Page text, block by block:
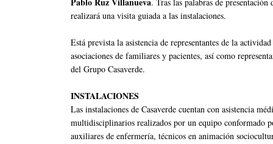
realizará una visita guiada a las instalaciones.
Está prevista la asistencia de representantes de la
asociaciones de familiares y pacientes, así como
del Grupo Casaverde.
INSTALACIONES
Las instalaciones de Casaverde cuentan con asistencia
multidisciplinarios realizados por un equipo conformado
auxiliares de enfermería, técnicos en animación